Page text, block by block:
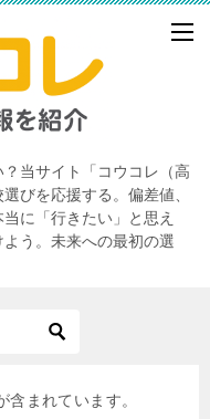
当サイト「コウコレ（高
びを応援する。偏差値、
に「行きたい」と思え
う。未来への最初の選
まれています。